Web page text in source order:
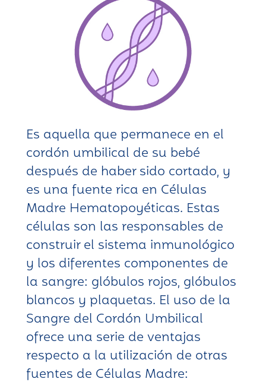
Es aquella que permanece en el
cordón umbilical de su bebé
después de haber sido cortado, y
es una fuente rica en Células
Madre Hematopoyéticas. Estas
células son las responsables de
construir el sistema inmunológico
y los diferentes componentes de
la sangre: glóbulos rojos, glóbulos
blancos y plaquetas. El uso de la
Sangre del Cordón Umbilical
ofrece una serie de ventajas
respecto a la utilización de otras
fuentes de Células Madre: